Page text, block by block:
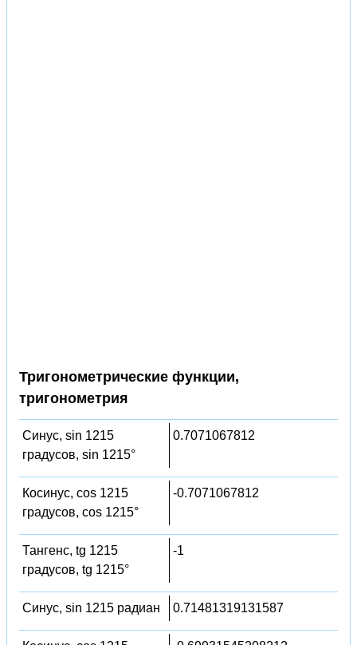
Тригонометрические функции,
тригонометрия
Синус, sin 1215
градусов, sin 1215°
0.7071067812
Косинус, cos 1215
градусов, cos 1215°
-0.7071067812
Тангенс, tg 1215
градусов, tg 1215°
-1
Синус, sin 1215 радиан 0.71481319131587